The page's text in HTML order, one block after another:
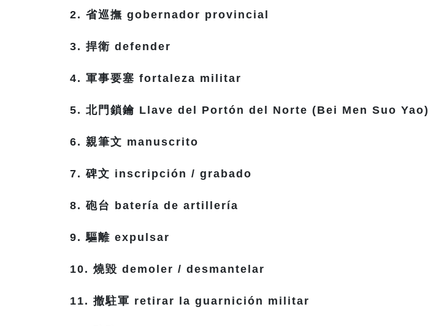
2. 省巡撫 gobernador provincial
3. 捍衛 defender
4. 軍事要塞 fortaleza militar
5. 北門鎖鑰 Llave del Portón del Norte (Bei Men Suo Yao)
6. 親筆文 manuscrito
7. 碑文 inscripción / grabado
8. 砲台 batería de artillería
9. 驅離 expulsar
10. 燒毀 demoler / desmantelar
11. 撤駐軍 retirar la guarnición militar